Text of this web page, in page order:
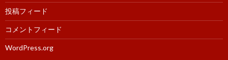
投稿フィード
コメントフィード
WordPress.org